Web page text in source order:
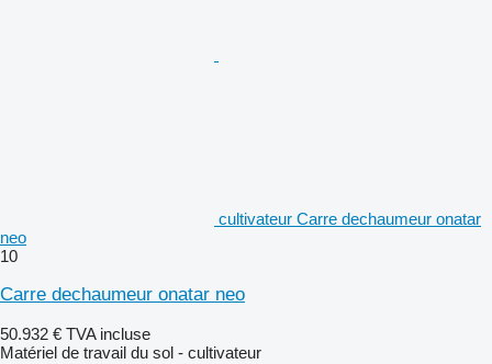
cultivateur Carre dechaumeur onatar
neo
10
Carre dechaumeur onatar neo
50.932 € TVA incluse
Matériel de travail du sol - cultivateur